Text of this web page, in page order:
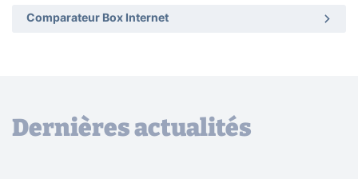
Comparateur Box Internet
Dernières actualités